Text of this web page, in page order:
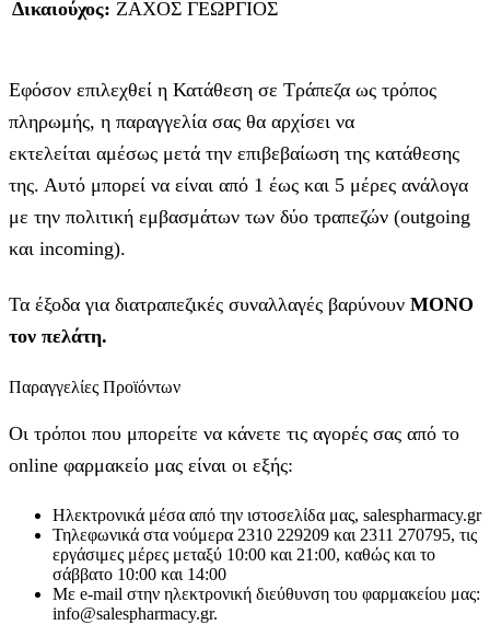
Δικαιούχος: ΖΑΧΟΣ ΓΕΩΡΓΙΟΣ
Εφόσον επιλεχθεί η Κατάθεση σε Τράπεζα ως τρόπος
πληρωμής, η παραγγελία σας θα αρχίσει να
εκτελείται αμέσως μετά την επιβεβαίωση της κατάθεσης
της. Αυτό μπορεί να είναι από 1 έως και 5 μέρες ανάλογα
με την πολιτική εμβασμάτων των δύο τραπεζών (outgoing
και incoming).
Τα έξοδα για διατραπεζικές συναλλαγές βαρύνουν MONO
τον πελάτη.
Παραγγελίες Προϊόντων
Οι τρόποι που μπορείτε να κάνετε τις αγορές σας από το
online φαρμακείο μας είναι οι εξής:
Ηλεκτρονικά μέσα από την ιστοσελίδα μας, salespharmacy.gr
Τηλεφωνικά στα νούμερα 2310 229209 και 2311 270795, τις
εργάσιμες μέρες μεταξύ 10:00 και 21:00, καθώς και το
σάββατο 10:00 και 14:00
Με e-mail στην ηλεκτρονική διεύθυνση του φαρμακείου μας:
info@salespharmacy.gr.